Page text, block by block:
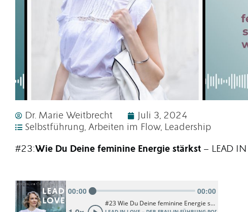
Dr. Marie Weitbrecht
Juli 3, 2024
Selbstführung, Arbeiten im Flow, Leadership
#23:Wie Du Deine feminine Energie stärkst – LEAD IN